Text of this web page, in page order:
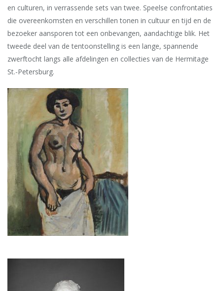
en culturen, in verrassende sets van twee. Speelse confrontaties
die overeenkomsten en verschillen tonen in cultuur en tijd en de
bezoeker aansporen tot een onbevangen, aandachtige blik. Het
tweede deel van de tentoonstelling is een lange, spannende
zwerftocht langs alle afdelingen en collecties van de Hermitage
St.-Petersburg.